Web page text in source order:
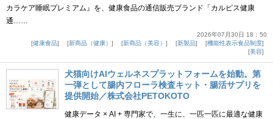
カラケア睡眠プレミアム』を、健康食品の通信販売ブランド「カルピス健康
通……
2026年07月30日 18：50
健康食品
新商品（健康） 新商品（美容） 新製品
機能性表示食品制度
美容
犬猫向けAIウェルネスプラットフォームを始動。第
一弾として腸内フローラ検査キット・腸活サプリを
提供開始／株式会社PETOKOTO
健康データ × AI + 専門家で、一生に、一匹一匹に最適な健康